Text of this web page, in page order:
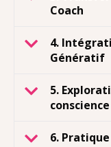
Coach
4.
Génératif
5.
conscience
6.